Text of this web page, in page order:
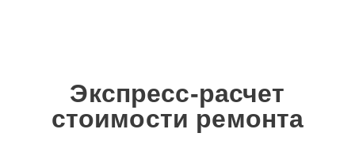
Экспресс-расчет
стоимости ремонта